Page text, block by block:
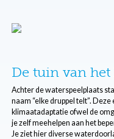
De tuin van
Achter de waterspeelplaats
naam “elke druppel telt”.
klimaatadaptatie ofwel de
je zelf meehelpen aan het
Je ziet hier diverse